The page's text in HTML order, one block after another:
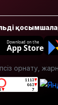
Download on the
App Store
орнату,